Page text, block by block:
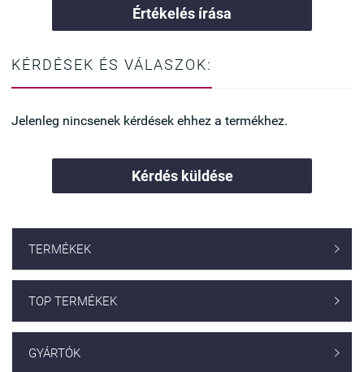
mindennapi viselethez
Ha szereted az egyszerű, de
tökéletes választás.
Ha szereted a cuki, mégis
különleges darabokat, ezt imádni
Értékelés írása
KÉRDÉSEK ÉS VÁLASZOK:
Jelenleg nincsenek kérdések ehhez a termékhez.
Kérdés küldése
TERMÉKEK 
TOP TERMÉKEK 
GYÁRTÓK 